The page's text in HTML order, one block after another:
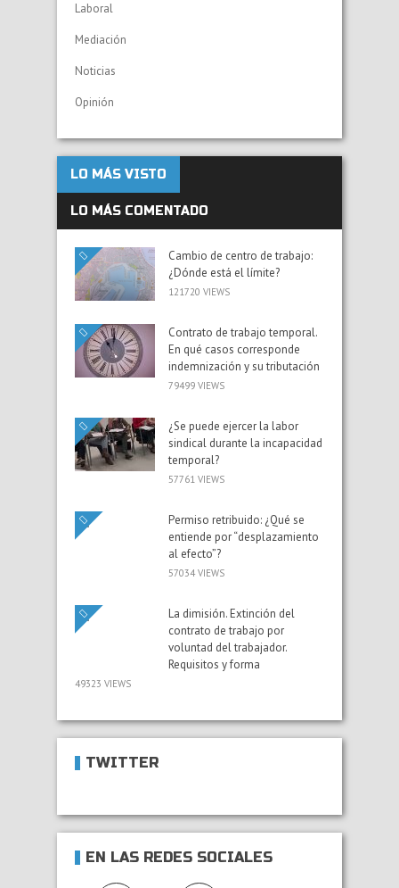
Laboral
Mediación
Noticias
Opinión
LO MÁS VISTO
LO MÁS COMENTADO
Cambio de centro de trabajo:
¿Dónde está el límite?
121720 VIEWS
Contrato de trabajo temporal.
En qué casos corresponde
indemnización y su tributación
79499 VIEWS
¿Se puede ejercer la labor
sindical durante la incapacidad
temporal?
57761 VIEWS
Permiso retribuido: ¿Qué se
entiende por “desplazamiento
al efecto”?
57034 VIEWS
La dimisión. Extinción del
contrato de trabajo por
voluntad del trabajador.
Requisitos y forma
49323 VIEWS
TWITTER
EN LAS REDES SOCIALES